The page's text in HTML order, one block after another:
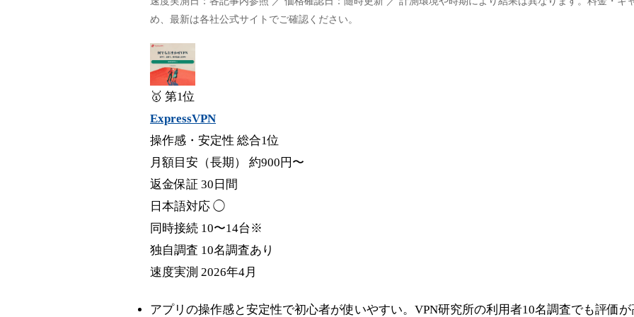
め、最新は各社公式サイトでご確認ください。
🥇 第1位
ExpressVPN
操作感・安定性 総合1位
月額目安（長期）
約900円〜
返金保証 30日間
日本語対応 ◯
同時接続 10〜14台※
独自調査 10名調査あり
速度実測 2026年4月
アプリの操作感と安定性で初心者が使いやすい。VPN研究所の利用者10名調査でも評価が